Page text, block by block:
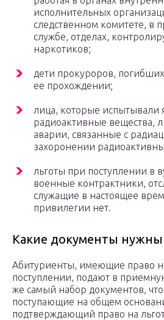
исполнительных
следственном комитете, в
службе, отделах,
наркотиков;
дети прокуроров,
ее прохождении;
лица, которые испытывали
радиоактивные вещества,
аварии, связанные с
захоронении
льготы при поступлении в
военные контрактники,
служащие в настоящее
привилегии нет.
Какие документы нужны
Абитуриенты, имеющие право
поступлении, подают в
же самый набор документов,
поступающие на общем
подтверждающий право на